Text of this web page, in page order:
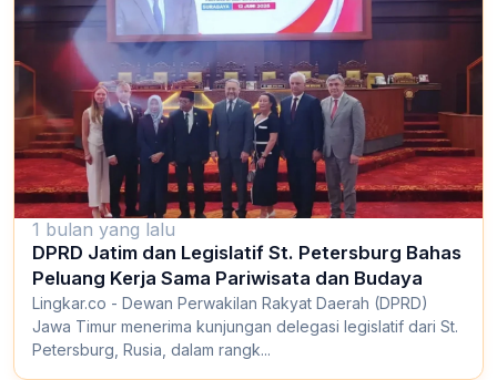
1 bulan yang lalu
DPRD Jatim dan Legislatif St. Petersburg Bahas
Peluang Kerja Sama Pariwisata dan Budaya
Lingkar.co - Dewan Perwakilan Rakyat Daerah (DPRD)
Jawa Timur menerima kunjungan delegasi legislatif dari St.
Petersburg, Rusia, dalam rangk...